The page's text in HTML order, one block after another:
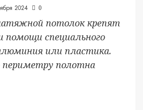
2024 0
потолок крепят
помощи специального
или пластика.
полотна